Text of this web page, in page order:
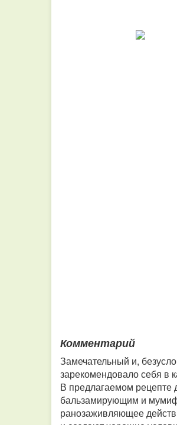
Комментарий
Замечательный и,
зарекомендовало себя в
В предлагаемом рецепте
бальзамирующим и
ранозаживляющее